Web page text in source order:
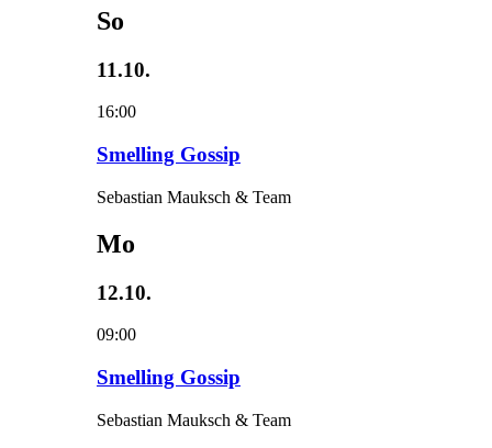
So
11.10.
16:00
Smelling Gossip
Sebastian Mauksch & Team
Mo
12.10.
09:00
Smelling Gossip
Sebastian Mauksch & Team